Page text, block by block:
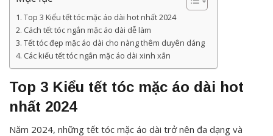
Top 3 Kiểu tết tóc mặc áo dài hot nhất 2024
Cách tết tóc ngắn mặc áo dài dễ làm
Tết tóc đẹp mặc áo dài cho nàng thêm duyên dáng
Các kiểu tết tóc ngắn mặc áo dài xinh xắn
Top 3 Kiểu tết tóc mặc áo dài hot
nhất 2024
Năm 2024, những tết tóc mặc áo dài trở nên đa dạng và